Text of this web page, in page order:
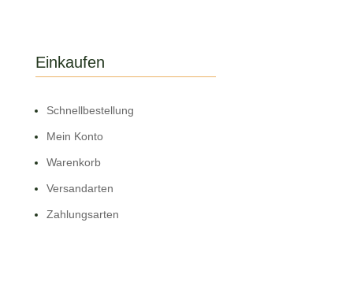
Einkaufen
Schnell­bestellung
Mein Konto
Warenkorb
Versandarten
Zahlungsarten